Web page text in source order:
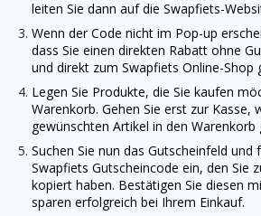
leiten Sie dann auf die Swapfiets-
Wenn der Code nicht im Pop-up
dass Sie einen direkten Rabatt ohne
und direkt zum Swapfiets Online-Shop
Legen Sie Produkte, die Sie kaufen
Warenkorb. Gehen Sie erst zur Kasse,
gewünschten Artikel in den Warenkorb
Suchen Sie nun das Gutscheinfeld und
Swapfiets Gutscheincode ein, den Sie
kopiert haben. Bestätigen Sie diesen
sparen erfolgreich bei Ihrem Einkauf.